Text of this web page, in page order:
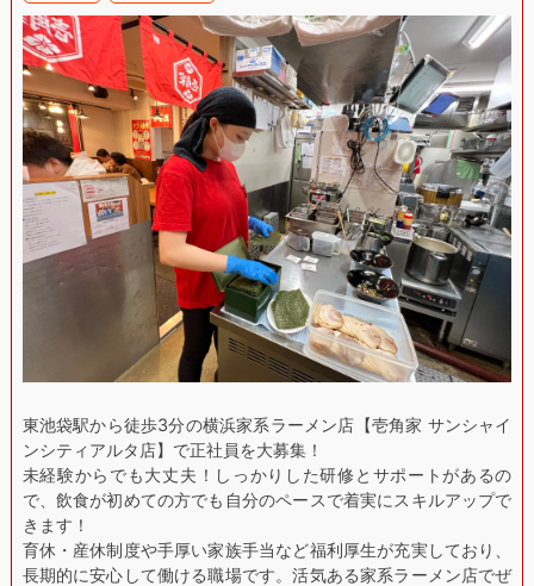
東池袋駅から徒歩3分の横浜家系ラーメン店【壱角家 サンシャイ
ンシティアルタ店】で正社員を大募集！
未経験からでも大丈夫！しっかりした研修とサポートがあるの
で、飲食が初めての方でも自分のペースで着実にスキルアップで
きます！
育休・産休制度や手厚い家族手当など福利厚生が充実しており、
長期的に安心して働ける職場です。活気ある家系ラーメン店でぜ